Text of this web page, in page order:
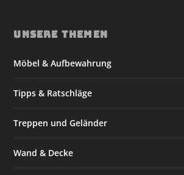
UNSERE THEMEN
Möbel & Aufbewahrung
Tipps & Ratschläge
Treppen und Geländer
Wand & Decke